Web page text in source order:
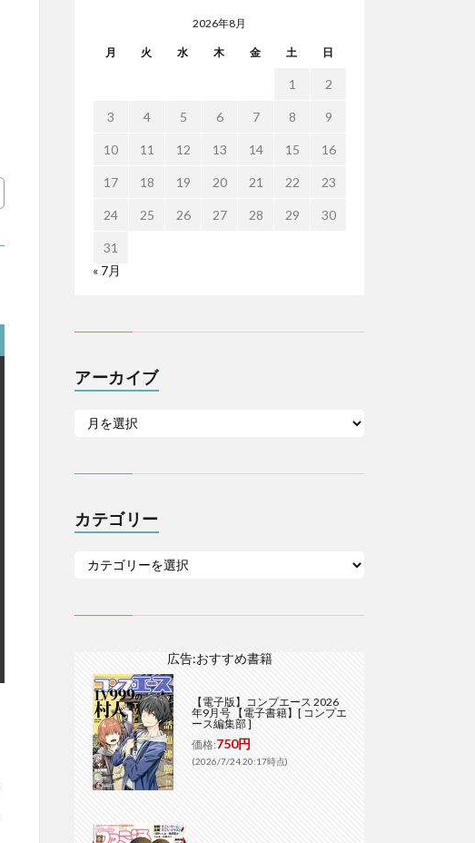
2026年8月
月 火 水 木 金 土 日
1 2
3 4 5 6 7 8 9
10 11 12 13 14 15 16
17 18 19 20 21 22 23
24 25 26 27 28 29 30
31
« 7月
アーカイブ
カテゴリー
広告:おすすめ書籍
【電子版】コンプエース 2026
年9月号 【電子書籍】[ コンプエ
ース編集部 ]
価格:750円
(2026/7/24 20:17時点)